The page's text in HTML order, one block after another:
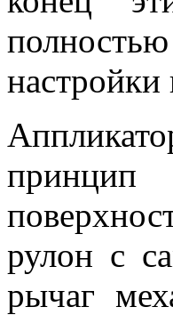
настройки
принцип
рулон с
рычаг